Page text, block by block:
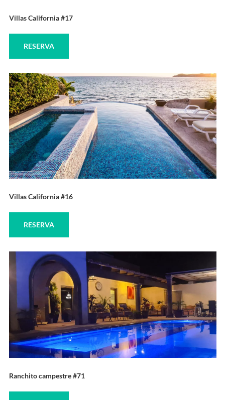
Villas California #17
RESERVA
Villas California #16
RESERVA
Ranchito campestre #71